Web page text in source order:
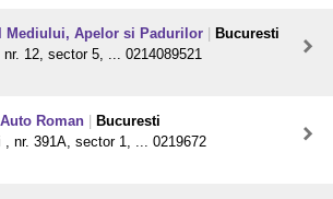
Mediului, Apelor si Padurilor
Bucuresti
nr. 12, sector 5, ... 0214089521
Roman
Bucuresti
, nr. 391A, sector 1, ... 0219672